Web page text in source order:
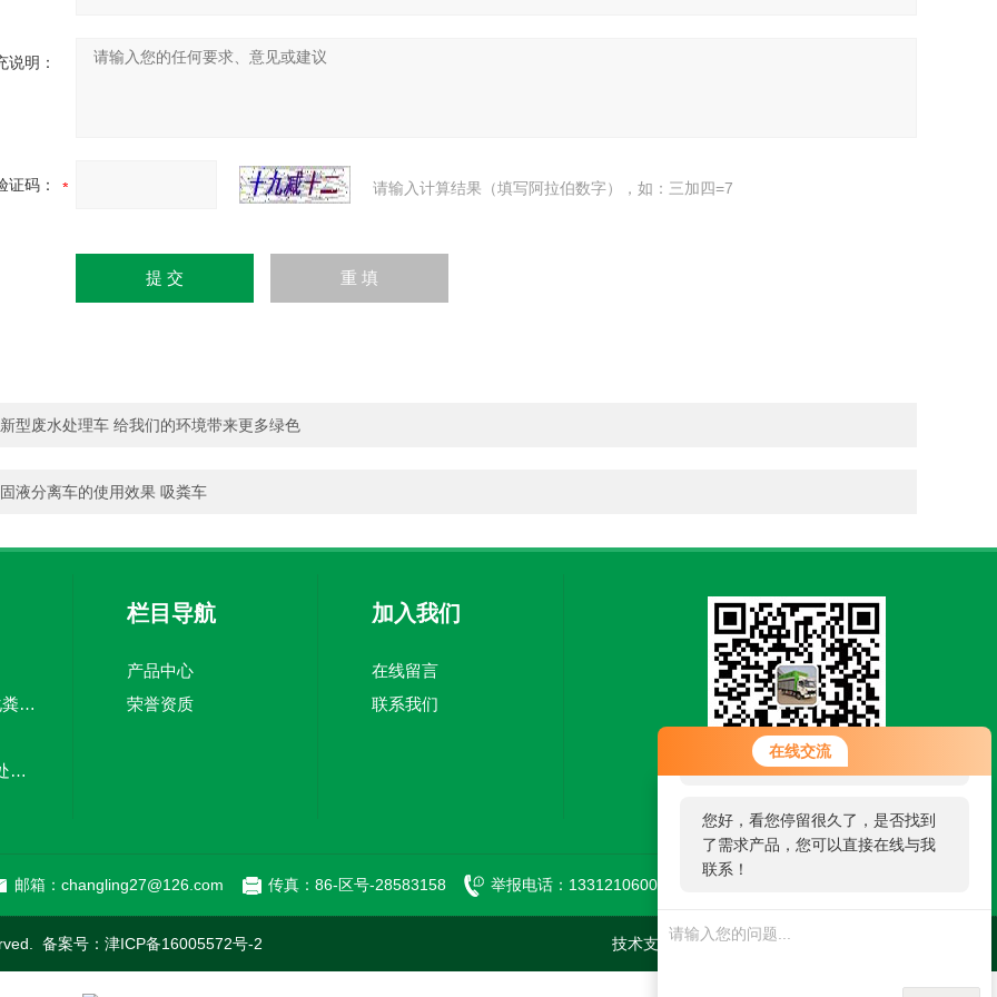
在线交流
您好！欢迎前来咨询，很高兴为您
服务，请问您要咨询什么问题呢？
您好，看您停留很久了，是否找到
了需求产品，您可以直接在线与我
联系！
说明：
证码： 请输入计算结果（填写阿拉伯数字），如：三加四=7
新型废水处理车 给我们的环境带来更多绿色
固液分离车的使用效果 吸粪车
TJZ5100TWC-20化粪池清淘车经济适用 废皮料
嘉中制造车载污水处理设备-环卫车 电动环卫车
栏目导航
产品中心
荣誉资质
加入我们
在线留言
联系我们
邮箱：changling27@126.com 传真：86-区号-28583158 举报电话：13312106002
备案号： 津ICP备16005572号-2 技术支持：环保在线 管理登陆